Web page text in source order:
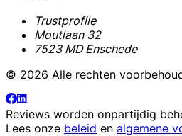
Trustprofile
Moutlaan 32
7523 MD Enschede
© 2026 Alle rechten
Reviews worden onpartijdig
Lees onze beleid en algemene